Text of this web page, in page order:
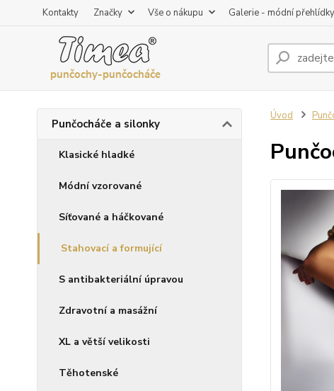
Kontakty Značky Vše o nákupu Galerie - módní přehlídky
Punčocháče a silonky
Klasické hladké
Módní vzorované
Síťované a háčkované
Stahovací a formující
S antibakteriální úpravou
Zdravotní a masážní
XL a větší velikosti
Těhotenské
Úvod